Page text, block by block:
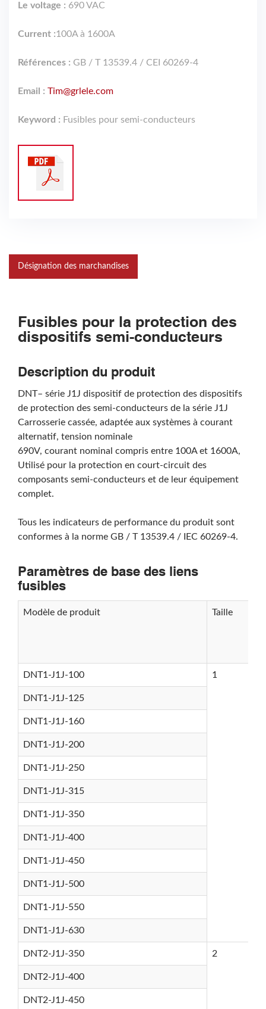
Le voltage : 690 VAC
Current :100A à 1600A
Références : GB / T 13539.4 / CEI 60269-4
Email : Tim@grlele.com
Keyword : Fusibles pour semi-conducteurs
Désignation des marchandises
Fusibles pour la protection des
dispositifs semi-conducteurs
Description du produit
DNT– série J1J dispositif de protection des dispositifs
de protection des semi-conducteurs de la série J1J
Carrosserie cassée, adaptée aux systèmes à courant
alternatif, tension nominale
690V, courant nominal compris entre 100A et 1600A,
Utilisé pour la protection en court-circuit des
composants semi-conducteurs et de leur équipement
complet.
Tous les indicateurs de performance du produit sont
conformes à la norme GB / T 13539.4 / IEC 60269-4.
Paramètres de base des liens
fusibles
Modèle de produit Taille
DNT1-J1J-100 1
DNT1-J1J-125
DNT1-J1J-160
DNT1-J1J-200
DNT1-J1J-250
DNT1-J1J-315
DNT1-J1J-350
DNT1-J1J-400
DNT1-J1J-450
DNT1-J1J-500
DNT1-J1J-550
DNT1-J1J-630
DNT2-J1J-350 2
DNT2-J1J-400
DNT2-J1J-450